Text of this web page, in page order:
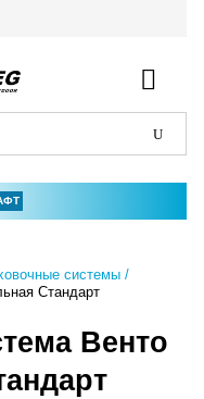
системы
Стандарт
Венто